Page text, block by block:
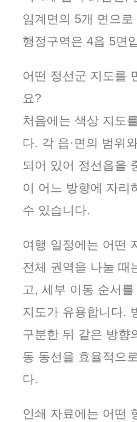
임계면의 5개 면으로
행정구역은 4읍 5면
어떤 정선군 지도를
요?
처음에는 색상 지도
다. 각 읍·면의 범위
되어 있어 정선읍을
이 어느 방향에 자리
수 있습니다.
여행 일정에는 어떤
전체 권역을 나눌 때
고, 세부 이동 순서
지도가 유용합니다.
구분한 뒤 같은 방향
동 동선을 효율적으
다.
인쇄 자료에는 어떤